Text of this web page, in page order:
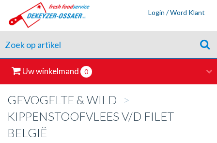
Login / Word Klant
Uw winkelmand 0
GEVOGELTE & WILD >
KIPPENSTOOFVLEES V/D FILET
BELGIË